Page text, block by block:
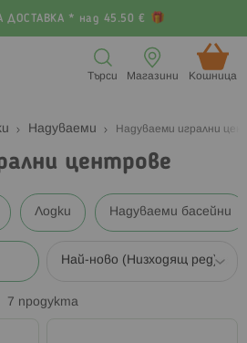
ДОСТАВКА * над 45.50 €
Кошница (
Магазини
Търси
Надуваеми Надуваеми игрални
центрове
Лодки Надуваеми басейни
7 продукта